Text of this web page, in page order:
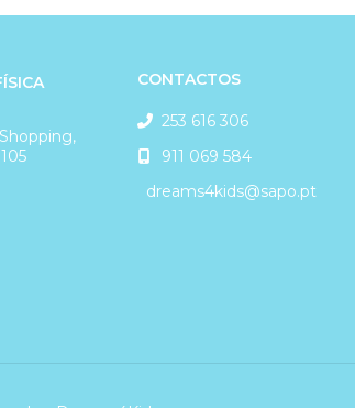
CONTACTOS
253 616 306
911 069 584
dreams4kids@sapo.pt